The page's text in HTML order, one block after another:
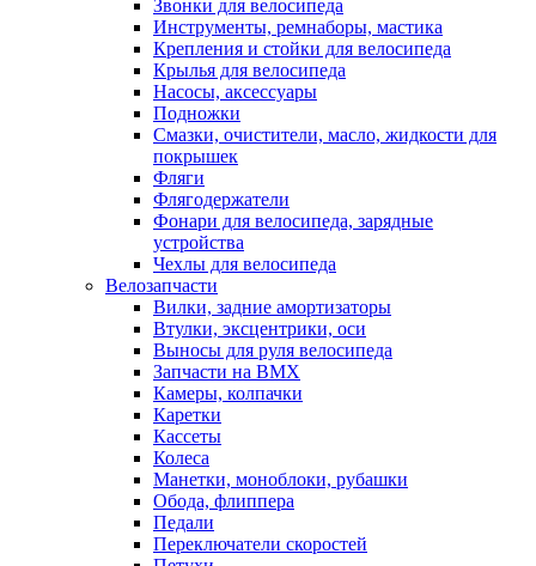
Звонки для велосипеда
Инструменты, ремнаборы, мастика
Крепления и стойки для велосипеда
Крылья для велосипеда
Насосы, аксессуары
Подножки
Смазки, очистители, масло, жидкости для
покрышек
Фляги
Флягодержатели
Фонари для велосипеда, зарядные
устройства
Чехлы для велосипеда
Велозапчасти
Вилки, задние амортизаторы
Втулки, эксцентрики, оси
Выносы для руля велосипеда
Запчасти на BMX
Камеры, колпачки
Каретки
Кассеты
Колеса
Манетки, моноблоки, рубашки
Обода, флиппера
Педали
Переключатели скоростей